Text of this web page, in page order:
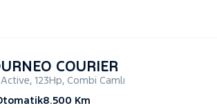
COURIER
, 123Hp, Combi Camlı
8.500 Km